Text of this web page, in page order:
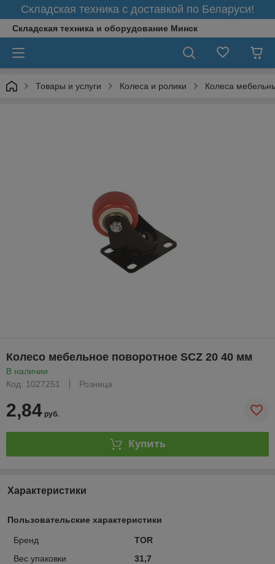
Складская техника с доставкой по Беларуси!
Складская техника и оборудование Минск
Товары и услуги Колеса и ролики Колеса
Колесо мебельное поворотное SCZ 20 40 мм
В наличии
Код: 1027251
Розница
2,84 руб.
Купить
Характеристики
Пользовательские характеристики
Бренд
TOR
Вес упаковки
31,7